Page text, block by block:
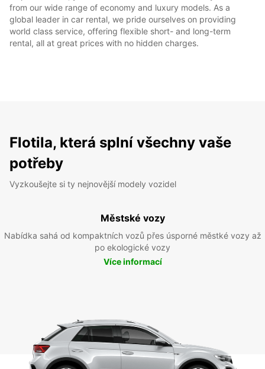
from our wide range of economy and luxury models. As a
global leader in car rental, we pride ourselves on providing
world class service, offering flexible short- and long-term
rental, all at great prices with no hidden charges.
Flotila, která splní všechny vaše
potřeby
Vyzkoušejte si ty nejnovější modely vozidel
Městské vozy
Nabídka sahá od kompaktních vozů přes úsporné městké vozy až
po ekologické vozy
Více informací